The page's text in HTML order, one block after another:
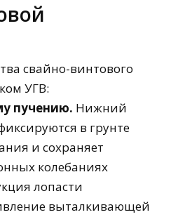
свайно-винтового
УГВ:
пучению. Нижний
в грунте
и сохраняет
колебаниях
лопасти
выталкивающей